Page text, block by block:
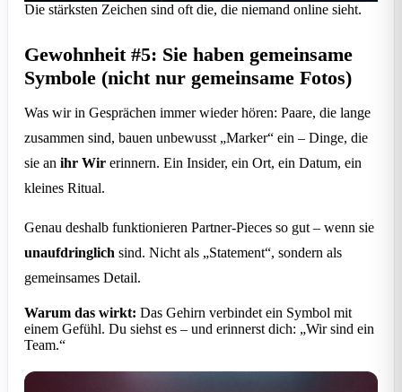
Die stärksten Zeichen sind oft die, die niemand online sieht.
Gewohnheit #5: Sie haben gemeinsame
Symbole (nicht nur gemeinsame Fotos)
Was wir in Gesprächen immer wieder hören: Paare, die lange
zusammen sind, bauen unbewusst „Marker“ ein – Dinge, die
sie an ihr Wir erinnern. Ein Insider, ein Ort, ein Datum, ein
kleines Ritual.
Genau deshalb funktionieren Partner-Pieces so gut – wenn sie
unaufdringlich sind. Nicht als „Statement“, sondern als
gemeinsames Detail.
Warum das wirkt: Das Gehirn verbindet ein Symbol mit
einem Gefühl. Du siehst es – und erinnerst dich: „Wir sind ein
Team.“